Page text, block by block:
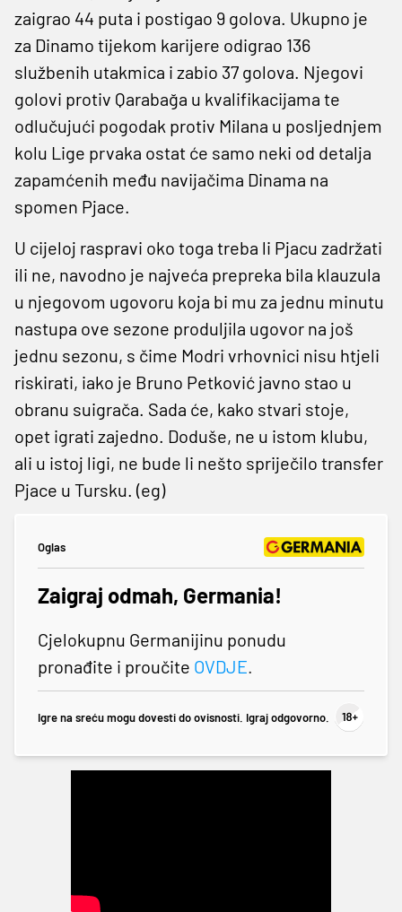
zaigrao 44 puta i postigao 9 golova. Ukupno je
za Dinamo tijekom karijere odigrao 136
službenih utakmica i zabio 37 golova. Njegovi
golovi protiv Qarabağa u kvalifikacijama te
odlučujući pogodak protiv Milana u posljednjem
kolu Lige prvaka ostat će samo neki od detalja
zapamćenih među navijačima Dinama na
spomen Pjace.
U cijeloj raspravi oko toga treba li Pjacu zadržati
ili ne, navodno je najveća prepreka bila klauzula
u njegovom ugovoru koja bi mu za jednu minutu
nastupa ove sezone produljila ugovor na još
jednu sezonu, s čime Modri vrhovnici nisu htjeli
riskirati, iako je Bruno Petković javno stao u
obranu suigrača. Sada će, kako stvari stoje,
opet igrati zajedno. Doduše, ne u istom klubu,
ali u istoj ligi, ne bude li nešto spriječilo transfer
Pjace u Tursku. (eg)
Oglas
Zaigraj odmah, Germania!
Cjelokupnu Germanijinu ponudu
pronađite i proučite OVDJE.
Igre na sreću mogu dovesti do ovisnosti. Igraj odgovorno.